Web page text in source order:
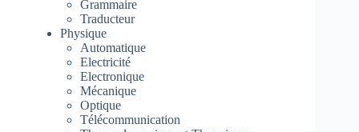
Grammaire
Traducteur
Physique
Automatique
Electricité
Electronique
Mécanique
Optique
Télécommunication